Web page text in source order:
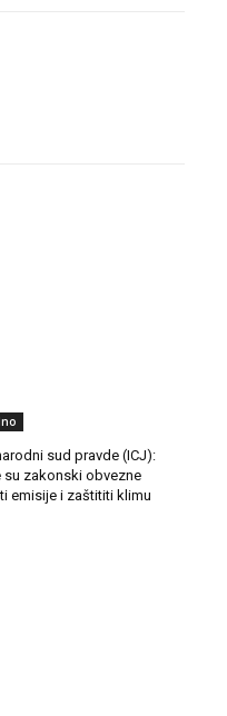
sud pravde (ICJ):
su zakonski obvezne
emisije i zaštititi klimu